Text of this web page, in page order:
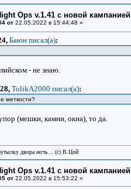
Ops v.1.41 с новой кампанией
от 22.05.2022 в 15:44:48 »
Баюн писал(a):
- не знаю.
TolikA2000 писал(a):
меткости?
(мешки, камни, окна), то да.
двора ночь... (с) В.Цой
Ops v.1.41 с новой кампанией
от 22.05.2022 в 15:53:22 »